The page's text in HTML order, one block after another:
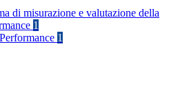
di misurazione e valutazione della
1
1